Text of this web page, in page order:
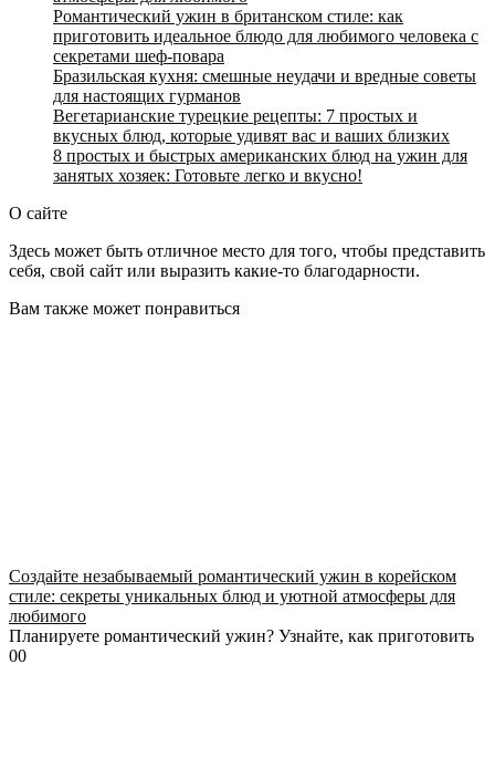
Романтический ужин в британском стиле: как
приготовить идеальное блюдо для любимого человека с
секретами шеф-повара
Бразильская кухня: смешные неудачи и вредные советы
для настоящих гурманов
Вегетарианские турецкие рецепты: 7 простых и
вкусных блюд, которые удивят вас и ваших близких
8 простых и быстрых американских блюд на ужин для
занятых хозяек: Готовьте легко и вкусно!
О сайте
Здесь может быть отличное место для того, чтобы представить
себя, свой сайт или выразить какие-то благодарности.
Вам также может понравиться
Создайте незабываемый романтический ужин в корейском
стиле: секреты уникальных блюд и уютной атмосферы для
любимого
Планируете романтический ужин? Узнайте, как приготовить
00